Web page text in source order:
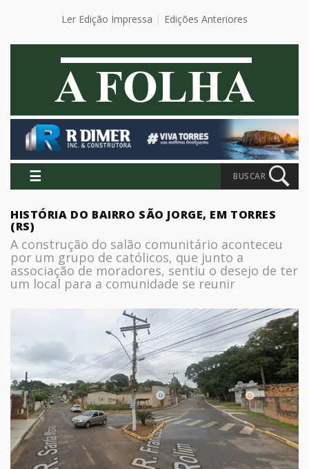
Ler Edição Impressa Edições Anteriores
☰ BUSCAR
HISTÓRIA DO BAIRRO SÃO JORGE, EM TORRES
(RS)
A construção do salão comunitário aconteceu
por um grupo de católicos, que junto a
associação de moradores, sentiu o desejo de ter
um local para a comunidade se reunir